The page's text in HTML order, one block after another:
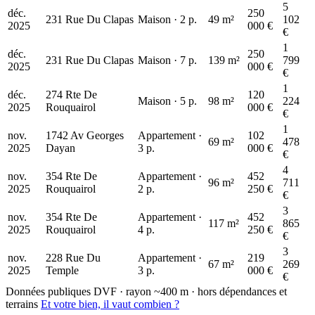
déc.
2025
231 Rue Du Clapas Maison · 2 p. 49 m²
250
000 €
5
102
€
déc.
2025
231 Rue Du Clapas Maison · 7 p. 139 m²
250
000 €
1
799
€
déc.
2025
274 Rte De
Rouquairol
Maison · 5 p. 98 m²
120
000 €
1
224
€
nov.
2025
1742 Av Georges
Dayan
Appartement ·
3 p.
69 m²
102
000 €
1
478
€
nov.
2025
354 Rte De
Rouquairol
Appartement ·
2 p.
96 m²
452
250 €
4
711
€
nov.
2025
354 Rte De
Rouquairol
Appartement ·
4 p.
117 m²
452
250 €
3
865
€
nov.
2025
228 Rue Du
Temple
Appartement ·
3 p.
67 m²
219
000 €
3
269
€
Données publiques DVF · rayon ~400 m · hors dépendances et
terrains Et votre bien, il vaut combien ?